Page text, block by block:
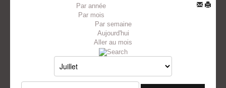
Par année
Par mois
Par semaine
Aujourd'hui
Aller au mois